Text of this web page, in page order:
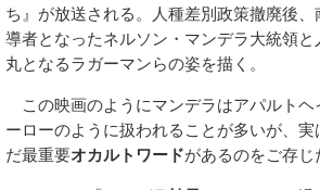
ち』が放送される。人種差別政策撤廃後
導者となったネルソン・マンデラ大統領
丸となるラガーマンらの姿を描く。
この映画のようにマンデラはアパルトヘ
ーローのように扱われることが多いが、
だ最重要オカルトワードがあるのをご存じ